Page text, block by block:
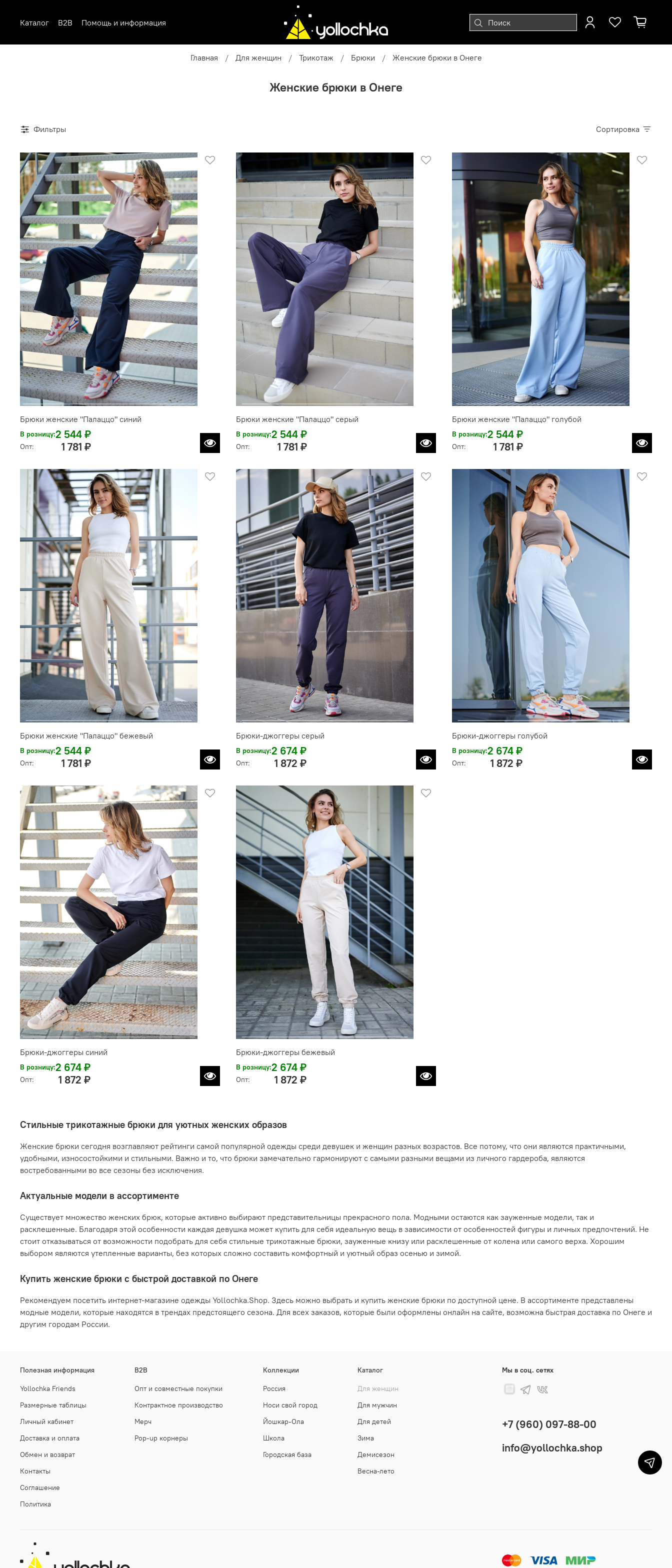
Каталог B2B Помощь и информация
Главная Для женщин Трикотаж Брюки Женские брюки в Онеге
Женские брюки в Онеге
Фильтры Сортировка
Брюки женские "Палаццо" синий
В розницу:2 544 ₽
Опт: 1 781 ₽
Брюки женские "Палаццо" серый
В розницу:2 544 ₽
Опт: 1 781 ₽
Брюки женские "Палаццо" голубой
В розницу:2 544 ₽
Опт: 1 781 ₽
Брюки женские "Палаццо" бежевый
В розницу:2 544 ₽
Опт: 1 781 ₽
Брюки-джоггеры серый
В розницу:2 674 ₽
Опт: 1 872 ₽
Брюки-джоггеры голубой
В розницу:2 674 ₽
Опт: 1 872 ₽
Брюки-джоггеры синий
В розницу:2 674 ₽
Опт: 1 872 ₽
Брюки-джоггеры бежевый
В розницу:2 674 ₽
Опт: 1 872 ₽
Стильные трикотажные брюки для уютных женских образов
Женские брюки сегодня возглавляют рейтинги самой популярной одежды среди девушек и женщин разных возрастов. Все потому, что они являются практичными,
удобными, износостойкими и стильными. Важно и то, что брюки замечательно гармонируют с самыми разными вещами из личного гардероба, являются
востребованными во все сезоны без исключения.
Актуальные модели в ассортименте
Существует множество женских брюк, которые активно выбирают представительницы прекрасного пола. Модными остаются как зауженные модели, так и
расклешенные. Благодаря этой особенности каждая девушка может купить для себя идеальную вещь в зависимости от особенностей фигуры и личных предпочтений. Не
стоит отказываться от возможности подобрать для себя стильные трикотажные брюки, зауженные книзу или расклешенные от колена или самого верха. Хорошим
выбором являются утепленные варианты, без которых сложно составить комфортный и уютный образ осенью и зимой.
Купить женские брюки с быстрой доставкой по Онеге
Рекомендуем посетить интернет-магазине одежды Yollochka.Shop. Здесь можно выбрать и купить женские брюки по доступной цене. В ассортименте представлены
модные модели, которые находятся в трендах предстоящего сезона. Для всех заказов, которые были оформлены онлайн на сайте, возможна быстрая доставка по Онеге и
другим городам России.
Полезная информация
Yollochka Friends
Размерные таблицы
Личный кабинет
Доставка и оплата
Обмен и возврат
Контакты
Соглашение
Политика
B2B
Опт и совместные покупки
Контрактное производство
Мерч
Pop-up корнеры
Коллекции
Россия
Носи свой город
Йошкар-Ола
Школа
Городская база
Каталог
Для женщин
Для мужчин
Для детей
Зима
Демисезон
Весна-лето
Мы в соц. сетях
+7 (960) 097-88-00
info@yollochka.shop